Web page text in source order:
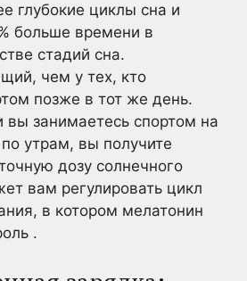
глубокие циклы сна и
больше времени в
стадий сна.
чем у тех, кто
позже в тот же день.
вы занимаетесь спортом на
утрам, вы получите
дозу солнечного
вам регулировать цикл
в котором мелатонин
.